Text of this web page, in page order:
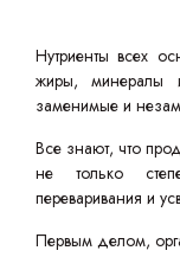
Нутриенты всех
жиры, минералы
заменимые и
Все знают, что
не только
переваривания и
Первым делом,